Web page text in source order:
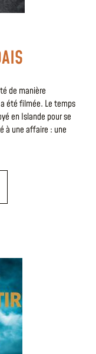
de manière
été filmée. Le temps
en Islande pour se
à une affaire : une